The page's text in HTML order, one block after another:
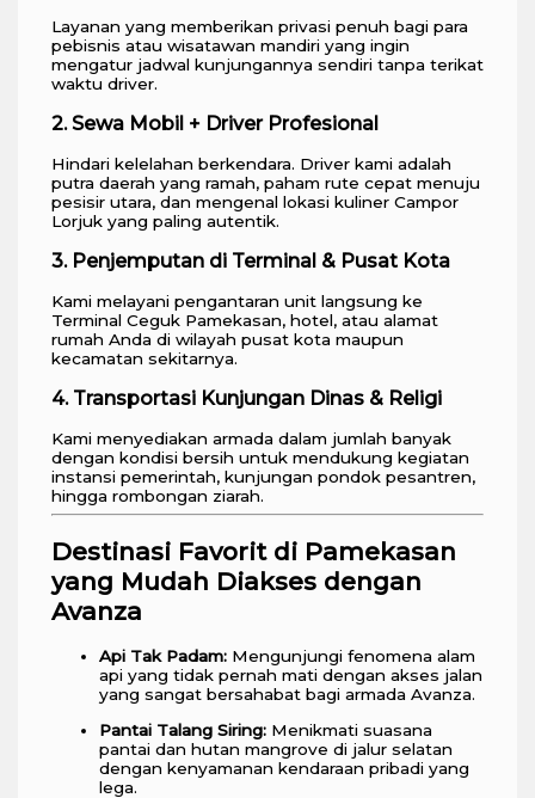
Layanan yang memberikan privasi penuh bagi para
pebisnis atau wisatawan mandiri yang ingin
mengatur jadwal kunjungannya sendiri tanpa terikat
waktu driver.
2. Sewa Mobil + Driver Profesional
Hindari kelelahan berkendara. Driver kami adalah
putra daerah yang ramah, paham rute cepat menuju
pesisir utara, dan mengenal lokasi kuliner Campor
Lorjuk yang paling autentik.
3. Penjemputan di Terminal & Pusat Kota
Kami melayani pengantaran unit langsung ke
Terminal Ceguk Pamekasan, hotel, atau alamat
rumah Anda di wilayah pusat kota maupun
kecamatan sekitarnya.
4. Transportasi Kunjungan Dinas & Religi
Kami menyediakan armada dalam jumlah banyak
dengan kondisi bersih untuk mendukung kegiatan
instansi pemerintah, kunjungan pondok pesantren,
hingga rombongan ziarah.
Destinasi Favorit di Pamekasan
yang Mudah Diakses dengan
Avanza
Api Tak Padam:Mengunjungi fenomena alam
api yang tidak pernah mati dengan akses jalan
yang sangat bersahabat bagi armada Avanza.
Pantai Talang Siring:Menikmati suasana
pantai dan hutan mangrove di jalur selatan
dengan kenyamanan kendaraan pribadi yang
lega.